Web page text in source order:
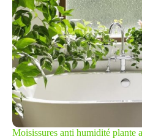
Moisissures anti humidité plante